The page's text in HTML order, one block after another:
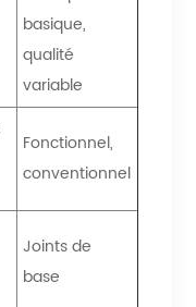
basique,
qualité
variable
Fonctionnel,
conventionnel
Joints de
base